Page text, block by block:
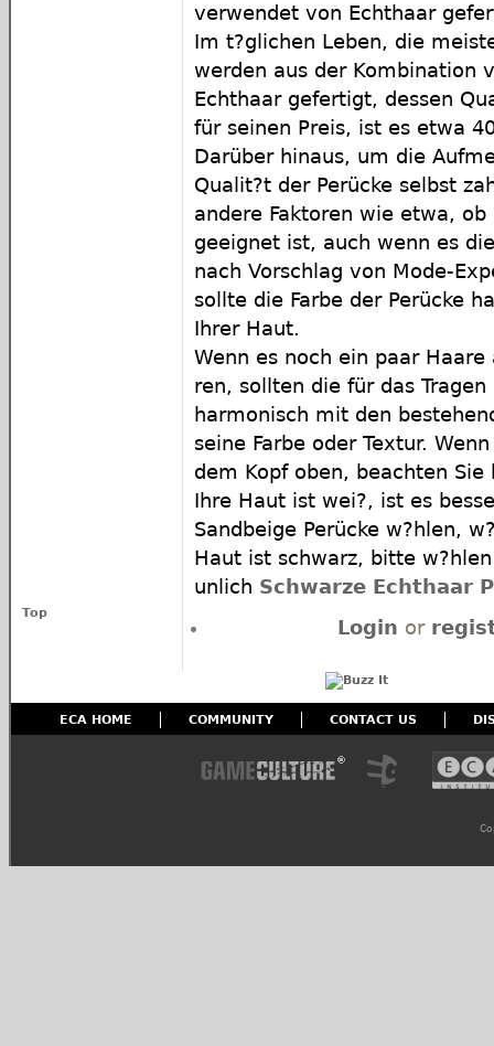
verwendet von Echthaar
Im t?glichen Leben, die
werden aus der Kombination
Echthaar gefertigt, dessen
für seinen Preis, ist es etwa
Darüber hinaus, um die
Qualit?t der Perücke selbst
andere Faktoren wie etwa, ob
geeignet ist, auch wenn es
nach Vorschlag von Mode-
sollte die Farbe der Perücke
Ihrer Haut.
Wenn es noch ein paar
ren, sollten die für das Tragen
harmonisch mit den
seine Farbe oder Textur.
dem Kopf oben, beachten
Ihre Haut ist wei?, ist es
Sandbeige Perücke w?hlen,
Haut ist schwarz, bitte
unlich Schwarze Echthaar
Top
Login or
ECA HOME COMMUNITY CONTACT US